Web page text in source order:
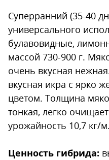
Суперранний (35-40
универсального
булавовидные,
массой 730-900 г.
очень вкусная
вкусная икра с ярко
цветом. Толщина
тонкая, легко
урожайность 10,7 кг/м.
Ценность гибрида: